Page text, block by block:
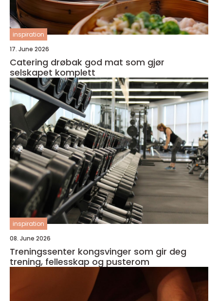
inspiration
17. June 2026
Catering drøbak god mat som gjør
selskapet komplett
inspiration
08. June 2026
Treningssenter kongsvinger som gir deg
trening, fellesskap og pusterom